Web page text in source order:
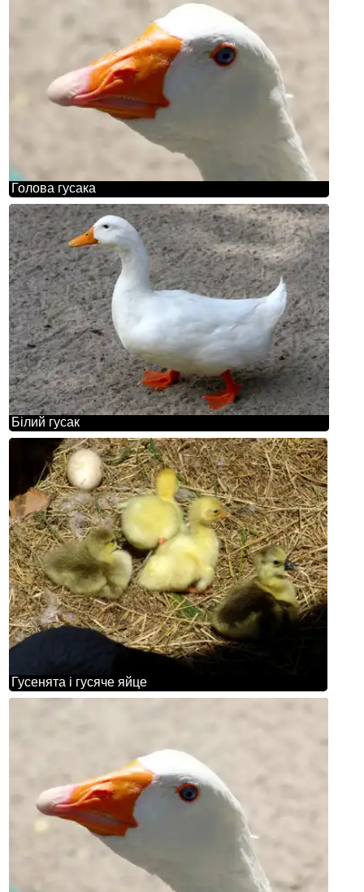
Голова гусака
Білий гусак
Гусенята і гусяче яйце